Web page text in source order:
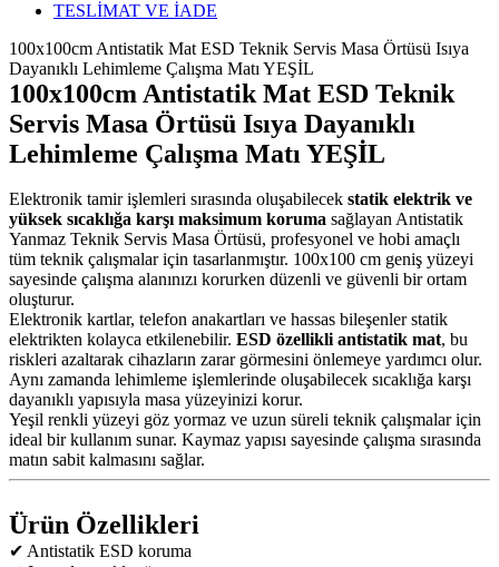
TESLİMAT VE İADE
100x100cm Antistatik Mat ESD Teknik Servis Masa Örtüsü Isıya
Dayanıklı Lehimleme Çalışma Matı YEŞİL
100x100cm Antistatik Mat ESD Teknik
Servis Masa Örtüsü Isıya Dayanıklı
Lehimleme Çalışma Matı YEŞİL
Elektronik tamir işlemleri sırasında oluşabilecek statik elektrik ve
yüksek sıcaklığa karşı maksimum koruma sağlayan Antistatik
Yanmaz Teknik Servis Masa Örtüsü, profesyonel ve hobi amaçlı
tüm teknik çalışmalar için tasarlanmıştır. 100x100 cm geniş yüzeyi
sayesinde çalışma alanınızı korurken düzenli ve güvenli bir ortam
oluşturur.
Elektronik kartlar, telefon anakartları ve hassas bileşenler statik
elektrikten kolayca etkilenebilir. ESD özellikli antistatik mat, bu
riskleri azaltarak cihazların zarar görmesini önlemeye yardımcı olur.
Aynı zamanda lehimleme işlemlerinde oluşabilecek sıcaklığa karşı
dayanıklı yapısıyla masa yüzeyinizi korur.
Yeşil renkli yüzeyi göz yormaz ve uzun süreli teknik çalışmalar için
ideal bir kullanım sunar. Kaymaz yapısı sayesinde çalışma sırasında
matın sabit kalmasını sağlar.
Ürün Özellikleri
✔ Antistatik ESD koruma